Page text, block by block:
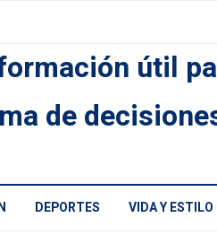
útil
de
DEPORTES VIDA Y ESTILO